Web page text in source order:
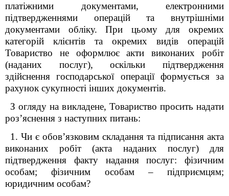
платіжними документами, електронними
підтвердженнями операцій та внутрішніми
документами обліку. При цьому для окремих
категорій клієнтів та окремих видів операцій
Товариство не оформлює акти виконаних робіт
(наданих послуг), оскільки підтвердження
здійснення господарської операції формується за
рахунок сукупності інших документів.
З огляду на викладене, Товариство просить надати
роз’яснення з наступних питань:
1. Чи є обов’язковим складання та підписання акта
виконаних робіт (акта наданих послуг) для
підтвердження факту надання послуг: фізичним
особам; фізичним особам – підприємцям;
юридичним особам?